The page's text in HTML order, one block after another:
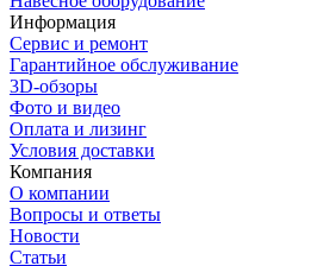
Информация
Сервис и ремонт
Гарантийное обслуживание
3D-обзоры
Фото и видео
Оплата и лизинг
Условия доставки
Компания
О компании
Вопросы и ответы
Новости
Статьи